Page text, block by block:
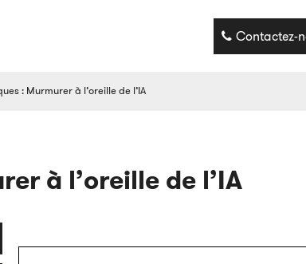
Contactez-
: Murmurer à l’oreille de l’IA
à l’oreille de l’IA